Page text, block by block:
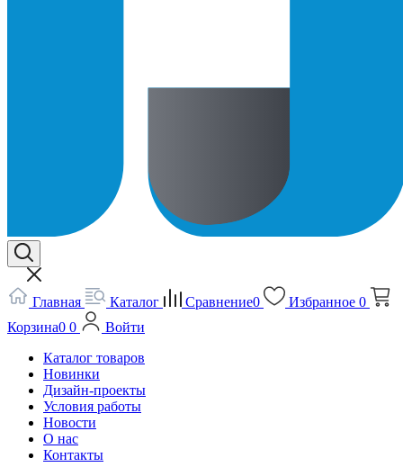
Главная Каталог Сравнение0 Избранное 0
Корзина0 0
Войти
Каталог товаров
Новинки
Дизайн-проекты
Условия работы
Новости
О нас
Контакты